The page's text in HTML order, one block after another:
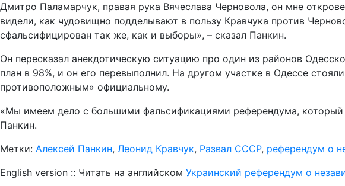
Дмитро Паламарчук, правая рука Вячеслава Черновола, он мне
видели, как чудовищно подделывают в пользу Кравчука против
сфальсифицирован так же, как и выборы», – сказал Панкин.
Он пересказал анекдотическую ситуацию про один из районов
план в 98%, и он его перевыполнил. На другом участке в Одессе
противоположным» официальному.
«Мы имеем дело с большими фальсификациями референдума,
Панкин.
Метки: Алексей Панкин, Леонид Кравчук, Развал СССР, референдум о
English version :: Читать на английском Украинский референдум о